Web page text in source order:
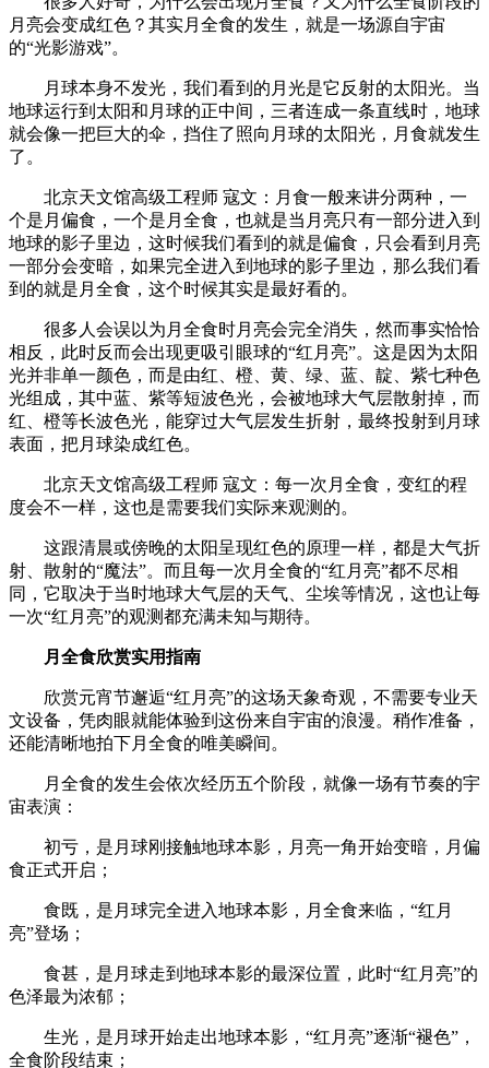
月亮会变成红色？其实月全食的发生，就是一场源自宇宙
的“光影游戏”。
月球本身不发光，我们看到的月光是它反射的太阳光。当
地球运行到太阳和月球的正中间，三者连成一条直线时，地球
就会像一把巨大的伞，挡住了照向月球的太阳光，月食就发生
了。
北京天文馆高级工程师 寇文：月食一般来讲分两种，一
个是月偏食，一个是月全食，也就是当月亮只有一部分进入到
地球的影子里边，这时候我们看到的就是偏食，只会看到月亮
一部分会变暗，如果完全进入到地球的影子里边，那么我们看
到的就是月全食，这个时候其实是最好看的。
很多人会误以为月全食时月亮会完全消失，然而事实恰恰
相反，此时反而会出现更吸引眼球的“红月亮”。这是因为太阳
光并非单一颜色，而是由红、橙、黄、绿、蓝、靛、紫七种色
光组成，其中蓝、紫等短波色光，会被地球大气层散射掉，而
红、橙等长波色光，能穿过大气层发生折射，最终投射到月球
表面，把月球染成红色。
北京天文馆高级工程师 寇文：每一次月全食，变红的程
度会不一样，这也是需要我们实际来观测的。
这跟清晨或傍晚的太阳呈现红色的原理一样，都是大气折
射、散射的“魔法”。而且每一次月全食的“红月亮”都不尽相
同，它取决于当时地球大气层的天气、尘埃等情况，这也让每
一次“红月亮”的观测都充满未知与期待。
月全食欣赏实用指南
欣赏元宵节邂逅“红月亮”的这场天象奇观，不需要专业天
文设备，凭肉眼就能体验到这份来自宇宙的浪漫。稍作准备，
还能清晰地拍下月全食的唯美瞬间。
月全食的发生会依次经历五个阶段，就像一场有节奏的宇
宙表演：
初亏，是月球刚接触地球本影，月亮一角开始变暗，月偏
食正式开启；
食既，是月球完全进入地球本影，月全食来临，“红月
亮”登场；
食甚，是月球走到地球本影的最深位置，此时“红月亮”的
色泽最为浓郁；
生光，是月球开始走出地球本影，“红月亮”逐渐“褪色”，
全食阶段结束；